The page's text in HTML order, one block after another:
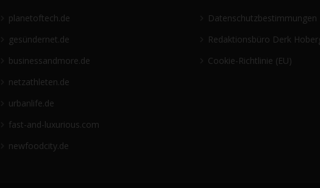
planetoftech.de
gesündernet.de
businessandmore.de
netzathleten.de
urbanlife.de
fast-and-luxurious.com
newfoodcity.de
Datenschutzbestimmungen
Redaktionsbüro Derk
Cookie-Richtlinie (EU)